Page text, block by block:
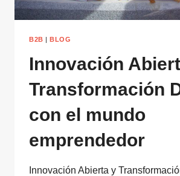
B2B |BLOG
Innovación
Transformación
con el mundo
emprendedor
Innovación Abierta y